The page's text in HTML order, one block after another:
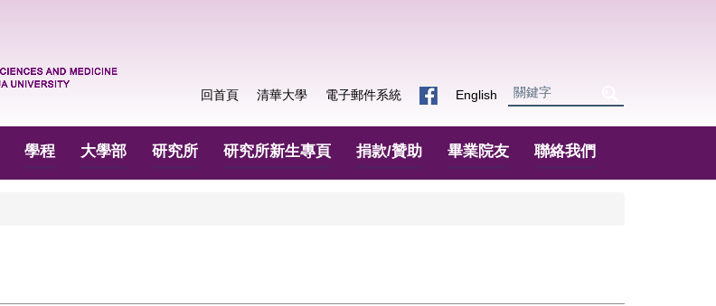
回首頁 清華大學 電子郵件系統 English
學程 大學部 研究所 研究所新生專頁 捐款/贊助 畢業院友 聯絡我們